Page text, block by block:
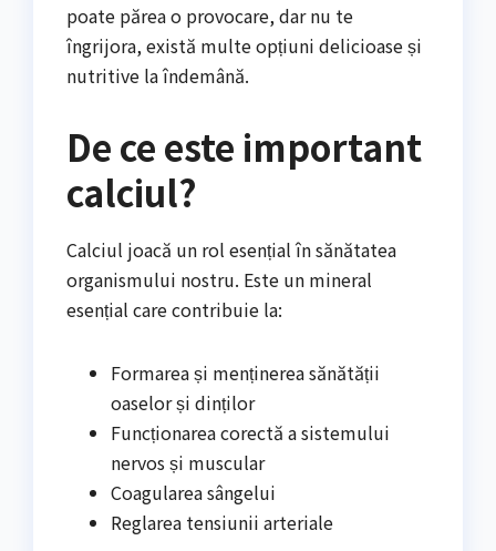
poate părea o provocare, dar nu te
îngrijora, există multe opțiuni delicioase și
nutritive la îndemână.
De ce este important
calciul?
Calciul joacă un rol esențial în sănătatea
organismului nostru. Este un mineral
esențial care contribuie la:
Formarea și menținerea sănătății
oaselor și dinților
Funcționarea corectă a sistemului
nervos și muscular
Coagularea sângelui
Reglarea tensiunii arteriale